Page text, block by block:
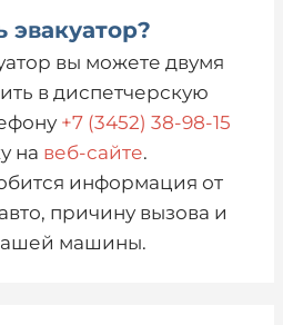
эвакуатор?
вы можете двумя
в диспетчерскую
+7 (3452) 38-98-15
на веб-сайте.
информация от
причину вызова и
машины.